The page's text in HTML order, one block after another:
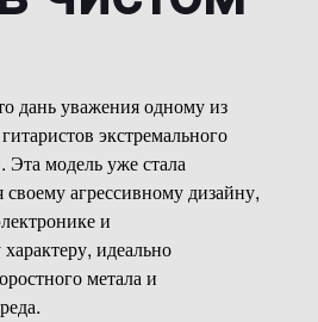
дань уважения одному из
экстремального
. Эта модель уже стала
своему агрессивному дизайну,
и
идеально
метала и